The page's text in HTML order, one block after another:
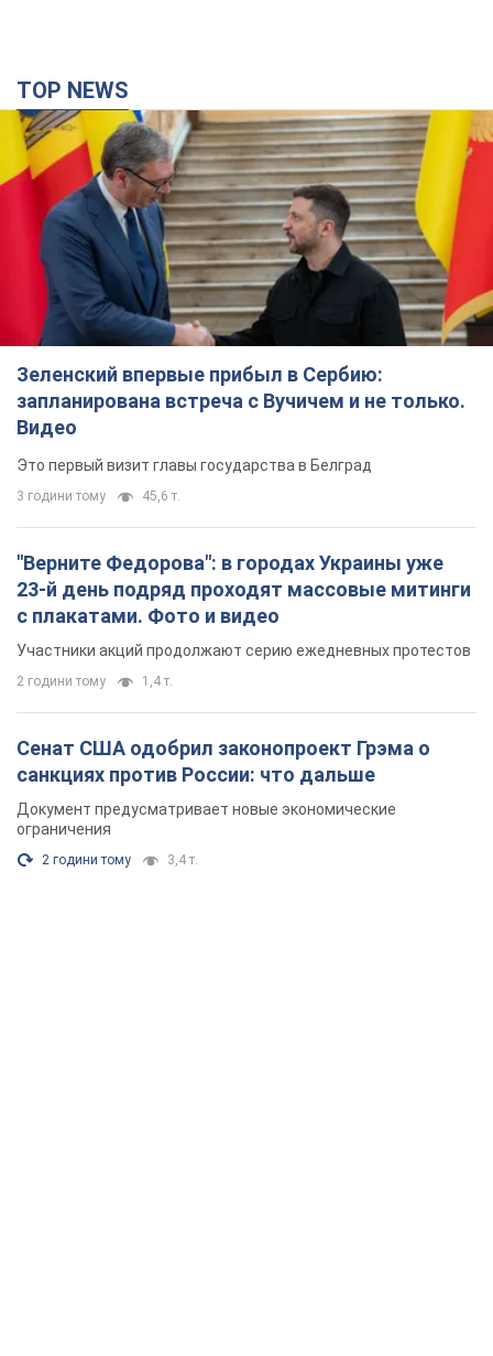
TOP NEWS
Зеленский впервые прибыл в Сербию:
запланирована встреча с Вучичем и не только.
Видео
Это первый визит главы государства в Белград
3 години тому 45,6 т.
"Верните Федорова": в городах Украины уже
23-й день подряд проходят массовые митинги
с плакатами. Фото и видео
Участники акций продолжают серию ежедневных протестов
2 години тому 1,4 т.
Сенат США одобрил законопроект Грэма о
санкциях против России: что дальше
Документ предусматривает новые экономические
ограничения
2 години тому 3,4 т.